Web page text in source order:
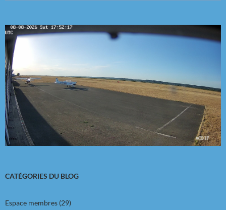
CATÉGORIES DU BLOG
Espace membres (29)